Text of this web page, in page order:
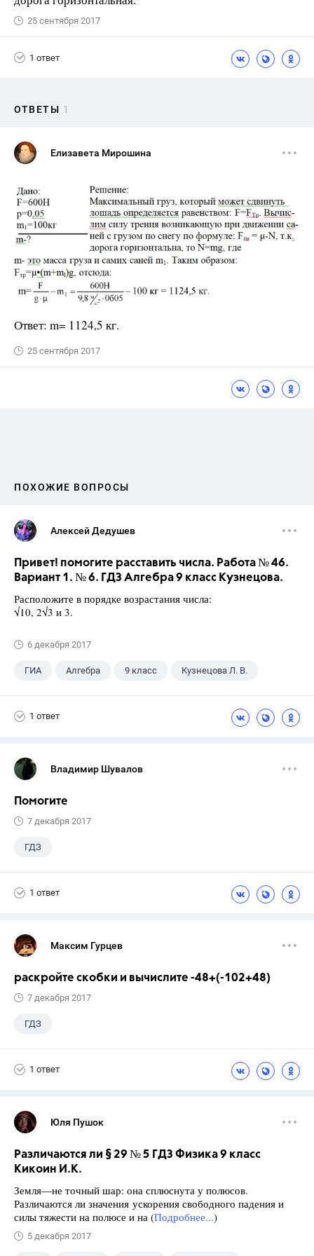
25 сентября 2017
1 ответ
ОТВЕТЫ 1
Елизавета Мирошина
Ответ: m= 1124,5 кг.
25 сентября 2017
ПОХОЖИЕ ВОПРОСЫ
Алексей Дедушев
Привет! помогите расставить числа. Работа № 46.
Вариант 1. № 6. ГДЗ Алгебра 9 класс Кузнецова.
Расположите в порядке возрастания числа:
√10, 2√3 и 3.
6 декабря 2017
ГИА Алгебра 9 класс Кузнецова Л. В.
1 ответ
Владимир Шувалов
Помогите
7 декабря 2017
ГДЗ
1 ответ
Максим Гурцев
раскройте скобки и вычислите -48+(-102+48)
7 декабря 2017
ГДЗ
1 ответ
Юля Пушок
Различаются ли § 29 № 5 ГДЗ Физика 9 класс
Кикоин И.К.
Земля—не точный шар: она сплюснута у полюсов.
Различаются ли значения ускорения свободного падения и
силы тяжести на полюсе и на (Подробнее...)
5 декабря 2017